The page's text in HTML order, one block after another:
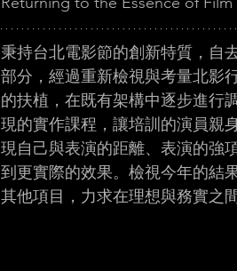
秉持台北電影節的創新特質，自
部分，經過重新檢視與考量北影
的扶植，在既有架構中逐步進行
現的實作課程，讓培訓的演員親
現自己與表演的距離、表演的強
到更實際的效果。檢視今年的結
其他項目，力求在理想與務實之